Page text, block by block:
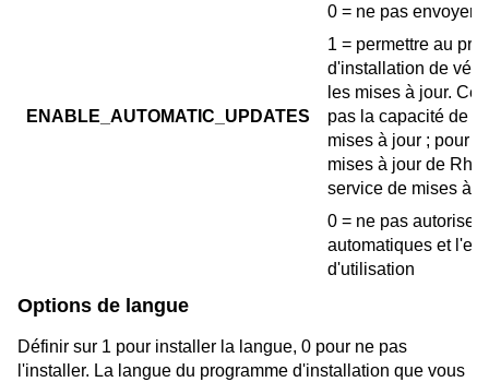
0 = ne pas envoyer
ENABLE_AUTOMATIC_UPDATES
1 = permettre au
d'installation de
les mises à jour.
pas la capacité de
mises à jour ; pour
mises à jour de
service de mises à
0 = ne pas autoriser
automatiques et
d'utilisation
Options de langue
Définir sur 1 pour installer la langue, 0 pour ne pas
l'installer. La langue du programme d'installation que vous